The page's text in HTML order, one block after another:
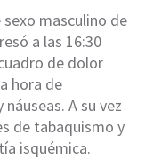
masculino de
a las 16:30
de dolor
hora de
A su vez
de tabaquismo y
isquémica.